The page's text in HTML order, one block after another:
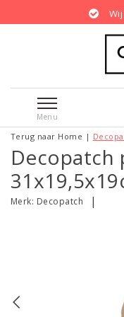
Menu
Terug naar Home |
Decopatch
Merk: Decopatch |